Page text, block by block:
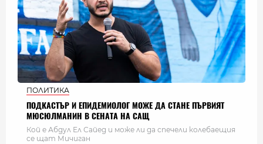
ПОЛИТИКА
ПОДКАСТЪР И ЕПИДЕМИОЛОГ МОЖЕ ДА СТАНЕ ПЪРВИЯТ
МЮСЮЛМАНИН В СЕНАТА НА САЩ
Кой е Абдул Ел Сайед и може ли да спечели колебаещия
се щат Мичиган